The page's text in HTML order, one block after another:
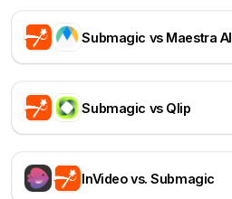
Submagic vs Maestra AI
Submagic vs Qlip
InVideo vs. Submagic